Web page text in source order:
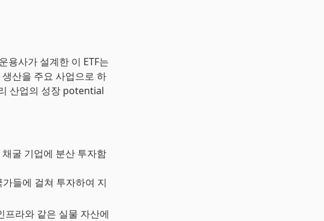
사가 설계한 이 ETF는
산을 주요 사업으로 하
산업의 성장 potential
굴 기업에 분산 투자함
들에 걸쳐 투자하여 지
프라와 같은 실물 자산에